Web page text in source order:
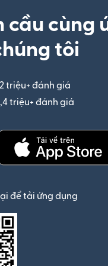
cầu cùng
tôi
triệu+ đánh giá
triệu+ đánh giá
để tải ứng dụng